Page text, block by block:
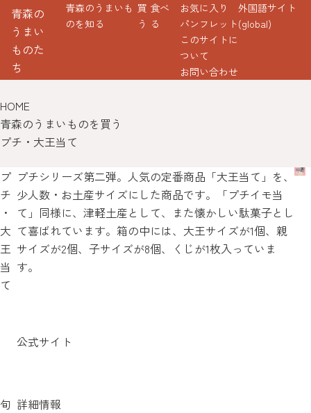
青森の
うまい
ものた
ち
青森のうまいも
のを知る
買
う
食べ
る
お気に入り
パンフレット
このサイトに
ついて
お問い合わせ
外国語サイト
(global)
HOME
青森のうまいものを買う
プチ・大王当て
プ
チ
・
大
王
当
て
プチシリーズ第二弾。人気の定番商品「大王当て」を、
少人数・お土産サイズにした商品です。「プチイモ当
て」同様に、津軽土産として、また懐かしい駄菓子とし
て喜ばれています。箱の中には、大王サイズが1個、親
サイズが2個、子サイズが8個、くじが1枚入っていま
す。
公式サイト
旬 詳細情報